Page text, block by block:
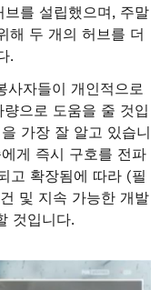
를 설립했으며, 주말
해 두 개의 허브를 더
.
사자들이 개인적으로
으로 도움을 줄 것입
가장 잘 알고 있습니
게 즉시 구호를 전파
고 확장됨에 따라 (필
및 지속 가능한 개발
것입니다.